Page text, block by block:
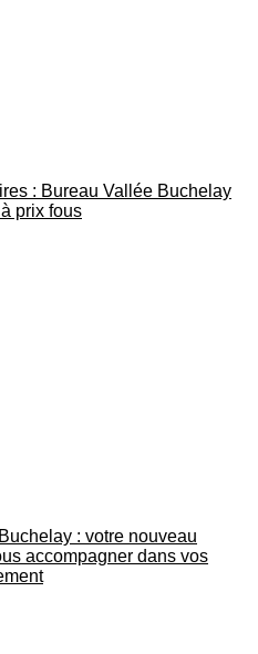
: Bureau Vallée Buchelay
prix fous
: votre nouveau
accompagner dans vos